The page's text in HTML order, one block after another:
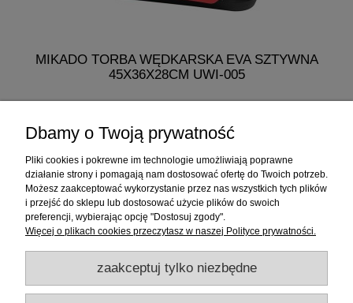
MIKADO TORBA WĘDKARSKA EVA SZTYWNA
45X36X28CM UWI-005
Informacje
Sklep internetowy
RATY
Dbamy o Twoją prywatność
Pliki cookies i pokrewne im technologie umożliwiają poprawne
działanie strony i pomagają nam dostosować ofertę do Twoich potrzeb.
Możesz zaakceptować wykorzystanie przez nas wszystkich tych plików
i przejść do sklepu lub dostosować użycie plików do swoich
preferencji, wybierając opcję "Dostosuj zgody".
Więcej o plikach cookies przeczytasz w naszej Polityce prywatności.
zaakceptuj tylko niezbędne